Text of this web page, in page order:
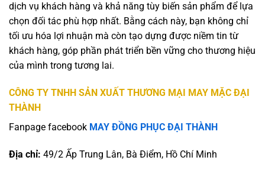
dịch vụ khách hàng và khả năng tùy biến sản phẩm để lựa
chọn đối tác phù hợp nhất. Bằng cách này, bạn không chỉ
tối ưu hóa lợi nhuận mà còn tạo dựng được niềm tin từ
khách hàng, góp phần phát triển bền vững cho thương hiệu
của mình trong tương lai.
CÔNG TY TNHH SẢN XUẤT THƯƠNG MẠI MAY MẶC ĐẠI
THÀNH
Fanpage facebook MAY ĐỒNG PHỤC ĐẠI THÀNH
Địa chỉ: 49/2 Ấp Trung Lân, Bà Điểm, Hồ Chí Minh